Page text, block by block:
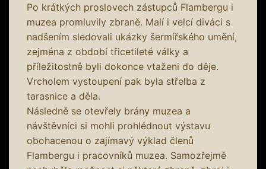
Po krátkých proslovech zástupců Flambergu i
muzea promluvily zbraně. Malí i velcí diváci s
nadšením sledovali ukázky šermířského umění,
zejména z období třicetileté války a
příležitostně byli dokonce vtaženi do děje.
Vrcholem vystoupení pak byla střelba z
tarasnice a děla.
Následně se otevřely brány muzea a
návštěvníci si mohli prohlédnout výstavu
obohacenou o zajímavý výklad členů
Flambergu i pracovníků muzea. Samozřejmě